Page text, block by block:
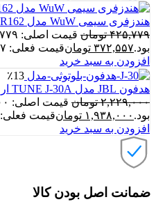
هندزفری سیمی WuW مدل R162
۴۲۵,۷۷۹ تومان
بود.۳۷۲,۵۵۷ تومانقیمت فعلی: ۳۷۲,۵۵۷ تومان.
افزودن به سبد خرید
٪13
هدفون JBL مدل TUNE J-30A ار جی بی دار
۲,۲۲۹,۰۰۰ تومان
بود. ۱,۹۳۸,۰۰۰ تومانقیمت فعلی: ۱,۹۳۸,۰۰۰ تومان.
افزودن به سبد خرید
ضمانت اصل بودن کالا